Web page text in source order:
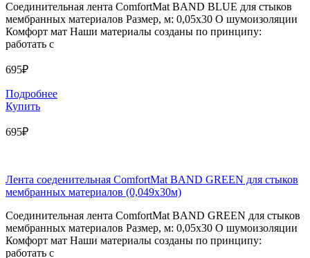
Соединительная лента ComfortMat BAND BLUE для стыков
мембранных материалов Размер, м: 0,05х30 О шумоизоляции
Комфорт мат Наши материалы созданы по принципу:
работать с
695₽
Подробнее
Купить
695₽
Лента соеденительная ComfortMat BAND GREEN для стыков
мембранных материалов (0,049х30м)
Соединительная лента ComfortMat BAND GREEN для стыков
мембранных материалов Размер, м: 0,05х30 О шумоизоляции
Комфорт мат Наши материалы созданы по принципу:
работать с